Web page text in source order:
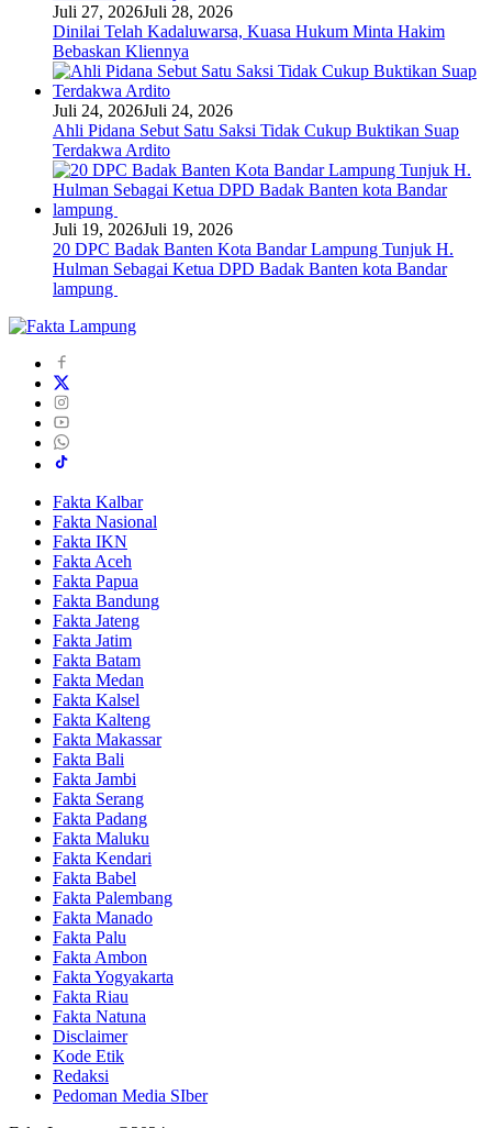
Juli 27, 2026Juli 28, 2026
Dinilai Telah Kadaluwarsa, Kuasa Hukum Minta Hakim
Bebaskan Kliennya
Juli 24, 2026Juli 24, 2026
Ahli Pidana Sebut Satu Saksi Tidak Cukup Buktikan Suap
Terdakwa Ardito
Juli 19, 2026Juli 19, 2026
20 DPC Badak Banten Kota Bandar Lampung Tunjuk H.
Hulman Sebagai Ketua DPD Badak Banten kota Bandar
lampung
Fakta Kalbar
Fakta Nasional
Fakta IKN
Fakta Aceh
Fakta Papua
Fakta Bandung
Fakta Jateng
Fakta Jatim
Fakta Batam
Fakta Medan
Fakta Kalsel
Fakta Kalteng
Fakta Makassar
Fakta Bali
Fakta Jambi
Fakta Serang
Fakta Padang
Fakta Maluku
Fakta Kendari
Fakta Babel
Fakta Palembang
Fakta Manado
Fakta Palu
Fakta Ambon
Fakta Yogyakarta
Fakta Riau
Fakta Natuna
Disclaimer
Kode Etik
Redaksi
Pedoman Media SIber